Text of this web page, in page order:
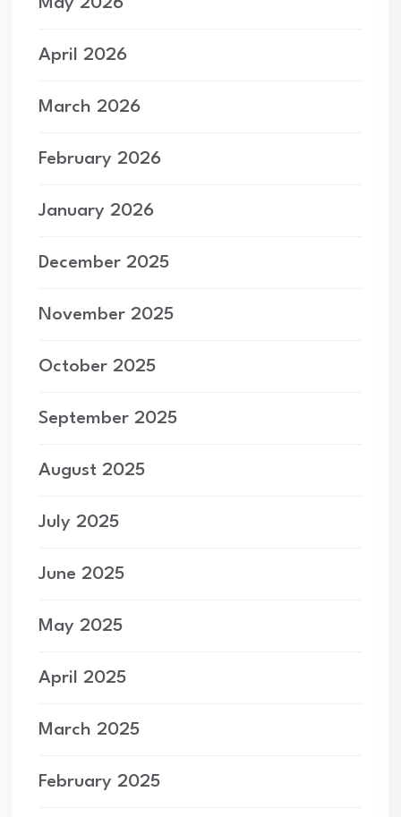
April 2026
March 2026
February 2026
January 2026
December 2025
November 2025
October 2025
September 2025
August 2025
July 2025
June 2025
May 2025
April 2025
March 2025
February 2025